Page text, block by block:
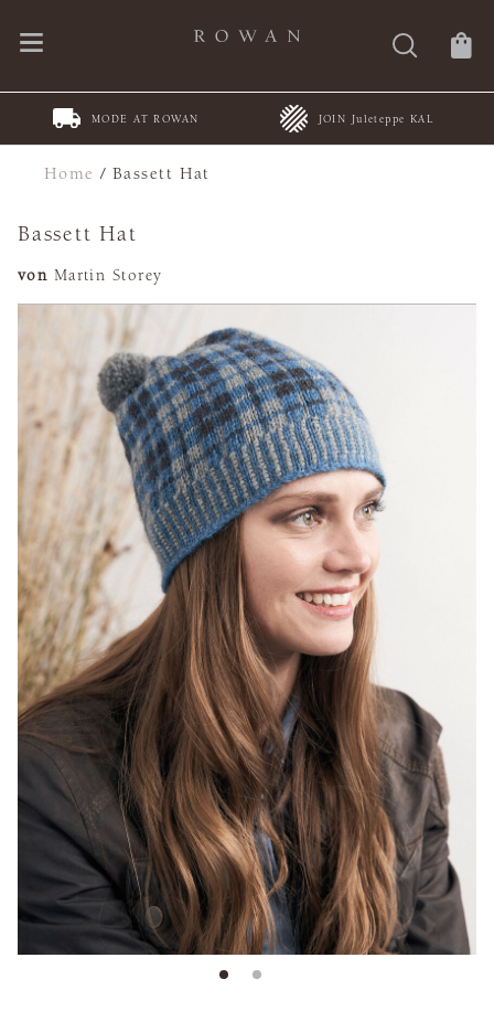
MODE AT ROWAN JOIN Juleteppe KAL
Home /Bassett Hat
Bassett Hat
von Martin Storey